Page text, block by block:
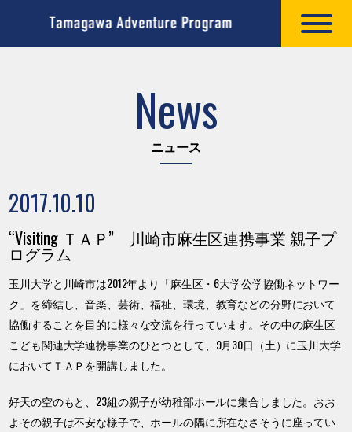
News
ニュース
2017.10.10
“Visiting ＴＡＰ” 川崎市麻生区連携事業 親子プ
ログラム
玉川大学と川崎市は2012年より「麻生区・6大学公学協働ネットワー
ク」を締結し、音楽、芸術、福祉、環境、教育などの分野において
協働することを目的に様々な交流を行っています。その中の麻生区
こども関連大学連携事業のひとつとして、9月30日（土）に玉川大学
においてＴＡＰを開講しました。
好天の空のもと、23組の親子が幼稚部ホールに集合しました。おお
よその親子は不安な様子で、ホールの隅に所在なさそうに座ってい